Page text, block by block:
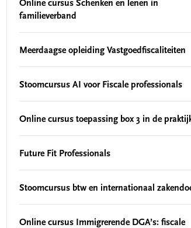
Online cursus Schenken en lenen in
familieverband
Meerdaagse opleiding Vastgoedfiscaliteiten
Stoomcursus AI voor Fiscale professionals
Online cursus toepassing box 3 in de
Future Fit Professionals
Stoomcursus btw en internationaal
Online cursus Immigrerende DGA’s: fiscale